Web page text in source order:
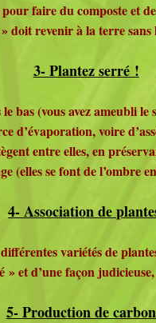
faire du composte et
doit revenir à la terre
3- Plantez serré !
bas (vous avez ameubli
d’évaporation, voire
entre elles, en
(elles se font de l’ombre
4- Association de
variétés de
et d’une façon
5- Production de